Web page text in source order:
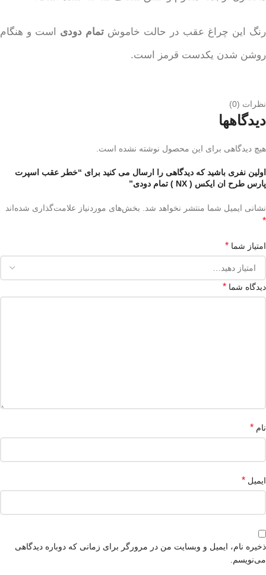
رنگ این چراغ عقب در حالت خاموش تمام دودی است و هنگام
روشن شدن یکدست قرمز است.
نظرات (0)
دیدگاهها
هیچ دیدگاهی برای این محصول نوشته نشده است.
اولین نفری باشید که دیدگاهی را ارسال می کنید برای “خطر عقب اسپرت
پارس طرح ان ایکس ( NX ) تمام دودی”
نشانی ایمیل شما منتشر نخواهد شد. بخش‌های موردنیاز علامت‌گذاری شده‌اند
*
امتیاز شما *
دیدگاه شما *
نام *
ایمیل *
ذخیره نام، ایمیل و وبسایت من در مرورگر برای زمانی که دوباره دیدگاهی
می‌نویسم.